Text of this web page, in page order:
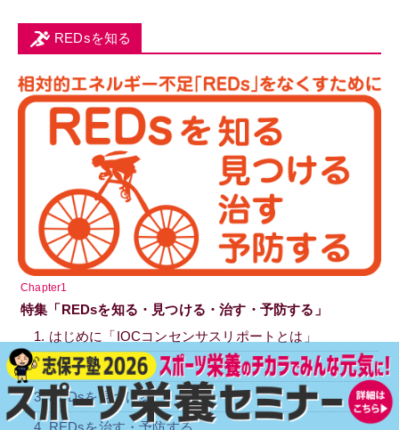
REDsを知る
Chapter1
特集「REDsを知る・見つける・治す・予防する」
1. はじめに「IOCコンセンサスリポートとは」
2. REDsを知る
3. REDsを見つける